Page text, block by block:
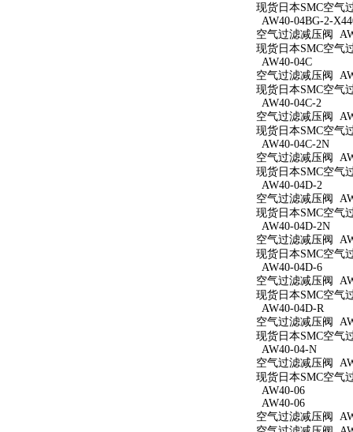
现货日本SMC空气
AW40-04BG-2-
空气过滤减压阀
现货日本SMC空气
AW40-04C
空气过滤减压阀
现货日本SMC空气
AW40-04C-2
空气过滤减压阀
现货日本SMC空气
AW40-04C-2N
空气过滤减压阀
现货日本SMC空气
AW40-04D-2
空气过滤减压阀
现货日本SMC空气
AW40-04D-2N
空气过滤减压阀
现货日本SMC空气
AW40-04D-6
空气过滤减压阀
现货日本SMC空气
AW40-04D-R
空气过滤减压阀
现货日本SMC空气
AW40-04-N
空气过滤减压阀
现货日本SMC空气
AW40-06
AW40-06
空气过滤减压阀